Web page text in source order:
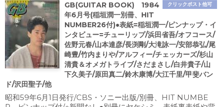
クリックポスト他可
GB(GUITAR BOOK) 1984
年6月号(稲垣潤一別冊、HIT
NUMBER26付)●表紙=稲垣潤一/ピンナップ・イ
ンタビュー=チューリップ/浜田省吾/オフコース/
佐野元春/山本達彦/長渕剛/大滝詠一/安部恭弘/尾
崎豊/竹内まりや/アルフィー/チェッカーズ/杉山
清貴＆オメガトライブ/さだまさし/白井貴子/山
下久美子/原田真二/鈴木康博/大江千里/甲斐バン
ド/沢田聖子/他
昭和59年6月1日発行/CBS・ソニー出版/別冊、HIT NUMBE